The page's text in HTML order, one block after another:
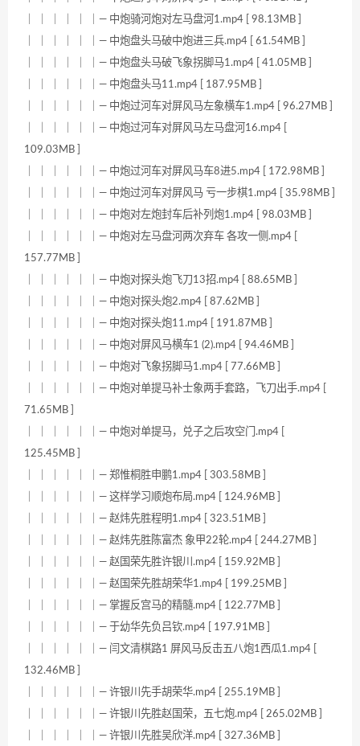
｜ ｜ ｜ ｜ ｜ ｜— 中炮骑河炮对左马盘河1.mp4 [ 98.13MB ]
｜ ｜ ｜ ｜ ｜ ｜— 中炮盘头马破中炮进三兵.mp4 [ 61.54MB ]
｜ ｜ ｜ ｜ ｜ ｜— 中炮盘头马破飞象拐脚马1.mp4 [ 41.05MB ]
｜ ｜ ｜ ｜ ｜ ｜— 中炮盘头马11.mp4 [ 187.95MB ]
｜ ｜ ｜ ｜ ｜ ｜— 中炮过河车对屏风马左象横车1.mp4 [ 96.27MB ]
｜ ｜ ｜ ｜ ｜ ｜— 中炮过河车对屏风马左马盘河16.mp4 [
109.03MB ]
｜ ｜ ｜ ｜ ｜ ｜— 中炮过河车对屏风马车8进5.mp4 [ 172.98MB ]
｜ ｜ ｜ ｜ ｜ ｜— 中炮过河车对屏风马 亏一步棋1.mp4 [ 35.98MB ]
｜ ｜ ｜ ｜ ｜ ｜— 中炮对左炮封车后补列炮1.mp4 [ 98.03MB ]
｜ ｜ ｜ ｜ ｜ ｜— 中炮对左马盘河两次弃车 各攻一侧.mp4 [
157.77MB ]
｜ ｜ ｜ ｜ ｜ ｜— 中炮对探头炮飞刀13招.mp4 [ 88.65MB ]
｜ ｜ ｜ ｜ ｜ ｜— 中炮对探头炮2.mp4 [ 87.62MB ]
｜ ｜ ｜ ｜ ｜ ｜— 中炮对探头炮11.mp4 [ 191.87MB ]
｜ ｜ ｜ ｜ ｜ ｜— 中炮对屏风马横车1 (2).mp4 [ 94.46MB ]
｜ ｜ ｜ ｜ ｜ ｜— 中炮对飞象拐脚马1.mp4 [ 77.66MB ]
｜ ｜ ｜ ｜ ｜ ｜— 中炮对单提马补士象两手套路，飞刀出手.mp4 [
71.65MB ]
｜ ｜ ｜ ｜ ｜ ｜— 中炮对单提马，兑子之后攻空门.mp4 [
125.45MB ]
｜ ｜ ｜ ｜ ｜ ｜— 郑惟桐胜申鹏1.mp4 [ 303.58MB ]
｜ ｜ ｜ ｜ ｜ ｜— 这样学习顺炮布局.mp4 [ 124.96MB ]
｜ ｜ ｜ ｜ ｜ ｜— 赵炜先胜程明1.mp4 [ 323.51MB ]
｜ ｜ ｜ ｜ ｜ ｜— 赵炜先胜陈富杰 象甲22轮.mp4 [ 244.27MB ]
｜ ｜ ｜ ｜ ｜ ｜— 赵国荣先胜许银川.mp4 [ 159.92MB ]
｜ ｜ ｜ ｜ ｜ ｜— 赵国荣先胜胡荣华1.mp4 [ 199.25MB ]
｜ ｜ ｜ ｜ ｜ ｜— 掌握反宫马的精髓.mp4 [ 122.77MB ]
｜ ｜ ｜ ｜ ｜ ｜— 于幼华先负吕钦.mp4 [ 197.91MB ]
｜ ｜ ｜ ｜ ｜ ｜— 闫文清棋路1 屏风马反击五八炮1西瓜1.mp4 [
132.46MB ]
｜ ｜ ｜ ｜ ｜ ｜— 许银川先手胡荣华.mp4 [ 255.19MB ]
｜ ｜ ｜ ｜ ｜ ｜— 许银川先胜赵国荣，五七炮.mp4 [ 265.02MB ]
｜ ｜ ｜ ｜ ｜ ｜— 许银川先胜吴欣洋.mp4 [ 327.36MB ]